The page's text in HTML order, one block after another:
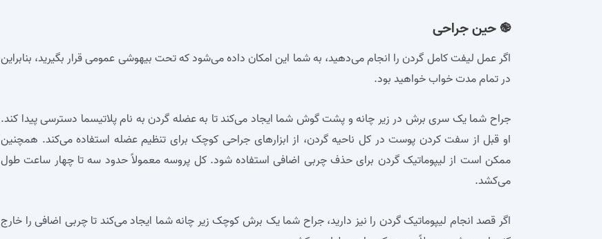
֎ حین جراحی
اگر عمل لیفت کامل گردن را انجام می‌دهید، به شما این امکان داده می‌شود که تحت بیهوشی عمومی قرار بگیرید، بنابراین
در تمام مدت خواب خواهید بود.
جراح شما یک سری برش در زیر چانه و پشت گوش شما ایجاد می‌کند تا به عضله گردن به نام پلاتیسما دسترسی پیدا کند.
او قبل از سفت کردن پوست در کل ناحیه گردن، از ابزارهای جراحی کوچک برای تنظیم عضله استفاده می‌کند. همچنین
ممکن است از لیپوماتیک گردن برای حذف چربی اضافی استفاده شود. کل پروسه معمولاً حدود سه تا چهار ساعت طول
می‌کشد.
اگر قصد انجام لیپوماتیک گردن را نیز دارید، جراح شما یک برش کوچک زیر چانه شما ایجاد می‌کند تا چربی اضافی را خارج